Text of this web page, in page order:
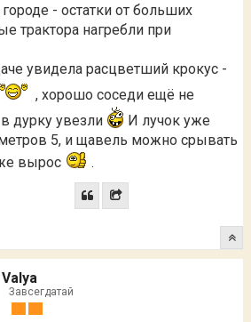
- остатки от больших
трактора нагребли при
увидела расцветший крокус -
, хорошо соседи ещё не
дурку увезли
И лучок уже
5, и щавель можно срывать
вырос
.
Valya
Завсегдатай